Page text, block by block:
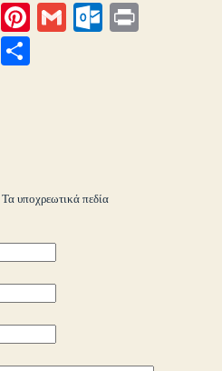
Y
ah
oo
Pi
G
O
m
C
εί
Τα υποχρεωτικά πεδία